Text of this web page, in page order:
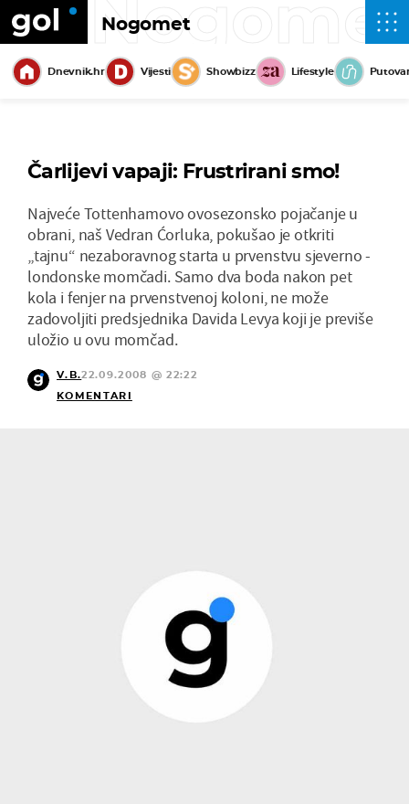
Nogomet
Dnevnik.hr Vijesti Showbizz Lifestyle
Čarlijevi vapaji: Frustrirani smo!
Najveće Tottenhamovo ovosezonsko pojačanje u
obrani, naš Vedran Ćorluka, pokušao je otkriti
„tajnu“ nezaboravnog starta u prvenstvu sjeverno -
londonske momčadi. Samo dva boda nakon pet
kola i fenjer na prvenstvenoj koloni, ne može
zadovoljiti predsjednika Davida Levya koji je previše
uložio u ovu momčad.
V.B.22.09.2008 @ 22:22
KOMENTARI